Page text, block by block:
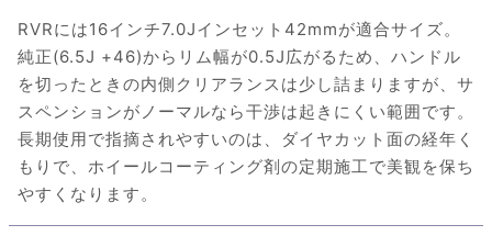
RVRには16インチ7.0Jインセット42mmが適合サイズ。
純正(6.5J +46)からリム幅が0.5J広がるため、ハンドル
を切ったときの内側クリアランスは少し詰まりますが、サ
スペンションがノーマルなら干渉は起きにくい範囲です。
長期使用で指摘されやすいのは、ダイヤカット面の経年く
もりで、ホイールコーティング剤の定期施工で美観を保ち
やすくなります。